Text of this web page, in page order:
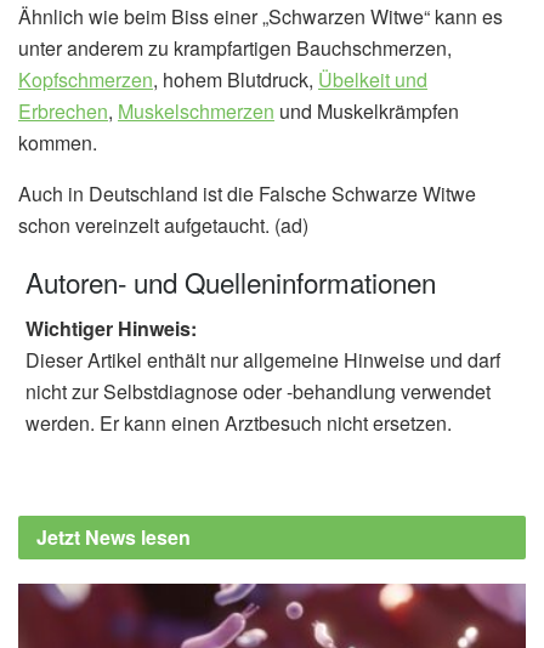
Ähnlich wie beim Biss einer „Schwarzen Witwe“ kann es
unter anderem zu krampfartigen Bauchschmerzen,
Kopfschmerzen, hohem Blutdruck, Übelkeit und
Erbrechen, Muskelschmerzen und Muskelkrämpfen
kommen.
Auch in Deutschland ist die Falsche Schwarze Witwe
schon vereinzelt aufgetaucht. (ad)
Autoren- und Quelleninformationen
Wichtiger Hinweis:
Dieser Artikel enthält nur allgemeine Hinweise und darf
nicht zur Selbstdiagnose oder -behandlung verwendet
werden. Er kann einen Arztbesuch nicht ersetzen.
Jetzt News lesen